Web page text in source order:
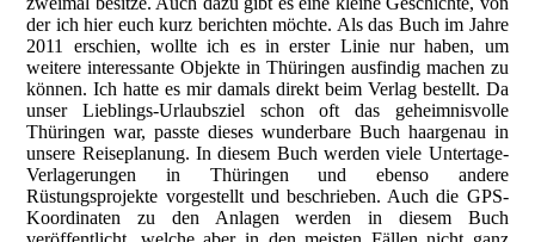
der ich hier euch kurz berichten möchte. Als das Buch im Jahre
2011 erschien, wollte ich es in erster Linie nur haben, um
weitere interessante Objekte in Thüringen ausfindig machen zu
können. Ich hatte es mir damals direkt beim Verlag bestellt. Da
unser Lieblings-Urlaubsziel schon oft das geheimnisvolle
Thüringen war, passte dieses wunderbare Buch haargenau in
unsere Reiseplanung. In diesem Buch werden viele Untertage-
Verlagerungen in Thüringen und ebenso andere
Rüstungsprojekte vorgestellt und beschrieben. Auch die GPS-
Koordinaten zu den Anlagen werden in diesem Buch